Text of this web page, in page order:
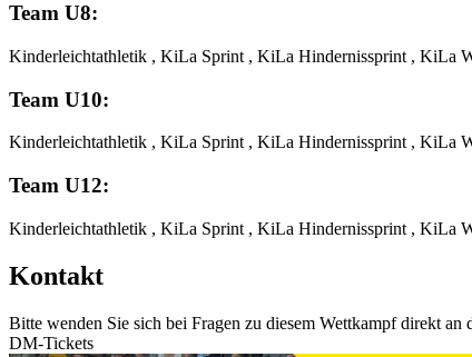
Team U8:
Kinderleichtathletik , KiLa Sprint , KiLa Hindernissprint , KiLa
Team U10:
Kinderleichtathletik , KiLa Sprint , KiLa Hindernissprint , KiLa
Team U12:
Kinderleichtathletik , KiLa Sprint , KiLa Hindernissprint , KiLa
Kontakt
Bitte wenden Sie sich bei Fragen zu diesem Wettkampf direkt
DM-Tickets